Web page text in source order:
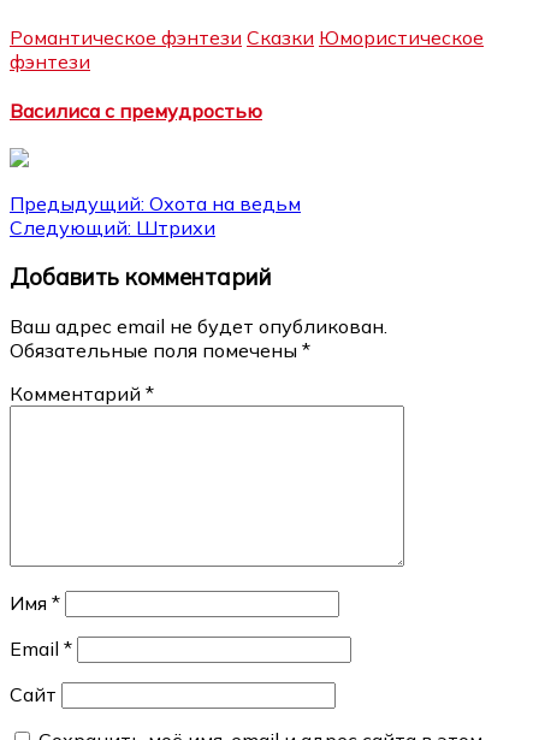
Романтическое фэнтези Сказки Юмористическое
фэнтези
Василиса с премудростью
Навигация
по
записям
Предыдущий: Охота на ведьм
Следующий: Штрихи
Добавить комментарий
Ваш адрес email не будет опубликован.
Обязательные поля помечены *
Комментарий *
Имя *
Email *
Сайт